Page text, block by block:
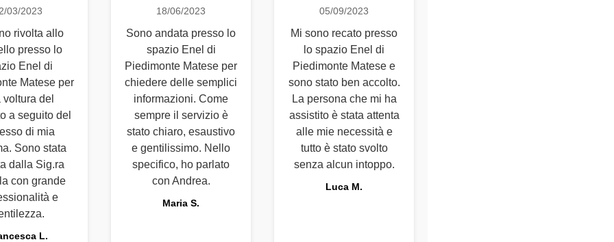
03/2023
rivolta allo
presso lo
Enel di
Matese per
voltura del
a seguito del
di mia
Sono stata
dalla Sig.ra
con grande
e
L.
18/06/2023
Sono andata presso lo
spazio Enel di
Piedimonte Matese per
chiedere delle semplici
informazioni. Come
sempre il servizio è
stato chiaro, esaustivo
e gentilissimo. Nello
specifico, ho parlato
con Andrea.
Maria S.
05/09/2023
Mi sono recato presso
lo spazio Enel di
Piedimonte Matese e
sono stato ben accolto.
La persona che mi ha
assistito è stata attenta
alle mie necessità e
tutto è stato svolto
senza alcun intoppo.
Luca M.